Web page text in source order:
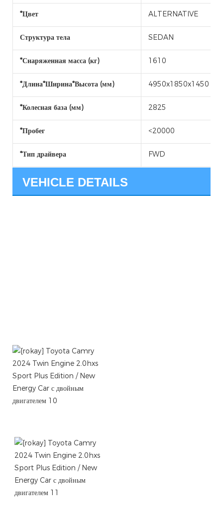
*Цвет ALTERNATIVE
Структура тела SEDAN
*Снаряженная масса (кг) 1610
*Длина*Ширина*Высота (мм) 4950x1850x1450
*Колесная база (мм) 2825
*Пробег <20000
*Тип драйвера FWD
VEHICLE DETAILS